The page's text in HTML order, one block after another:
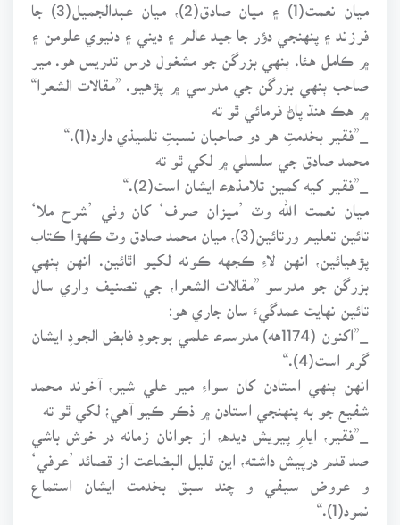
ميان نعمت(1) ۽ ميان صادق(2)، ميان عبدالجميل(3) جا
فرزند ۽ پنهنجي دؤر جا جيد عالم ۽ ديني ۽ دنيوي علومن ۽
۾ ڪامل هئا. ٻنهي بزرگن جو مشغول درس تدريس هو. مير
صاحب ٻنهي بزرگن جي مدرسي ۾ پڙهيو. ”مقالات الشعرا“
۾ هڪ هنڌ پاڻ فرمائي ٿو ته
_”فقير بخدمتِ هر دو صاحبان نسبتِ تلميذي دارد(1).“
محمد صادق جي سلسلي ۾ لکي ٿو ته
_”فقير کيه کمين تلامذهﻋ ايشان است(2).“
ميان نعمت الله وٽ ’ميزان صرف‘ کان وٺي ’شرح ملا‘
تائين تعليم ورتائين(3)، ميان محمد صادق وٽ ڪهڙا ڪتاب
پڙهيائين، انهن لاءِ ڪجهه ڪونه لکيو اٿائين. انهن ٻنهي
بزرگن جو مدرسو ”مقالات الشعرا، جي تصنيف واري سال
تائين نهايت عمدگيءَ سان جاري هو:
_”اکنون (1174هه) مدرسـﮧﻋ علمي بوجودِ فابض الجودِ ايشان
گرم است(4).“
انهن ٻنهي استادن کان سواءِ مير علي شير، آخوند محمد
شفيع جو به پنهنجي استادن ۾ ذڪر ڪيو آهي؛ لکي ٿو ته
_”فقير، ايامِ پيريش ديده، از جوانان زمانه در خوش باشي
صد قدم درپيش داشته، اين قليل البضاعت از قصائد ’عرفي‘
و عروض سيفي و چند سبق بخدمت ايشان استماع
نمود(1).“